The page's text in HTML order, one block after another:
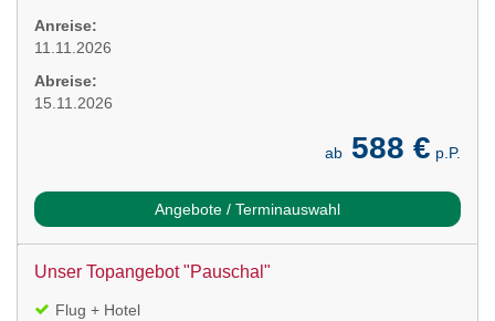
Anreise:
11.11.2026
Abreise:
15.11.2026
ab 588 € p.P.
Angebote / Terminauswahl
Unser Topangebot "Pauschal"
Flug + Hotel